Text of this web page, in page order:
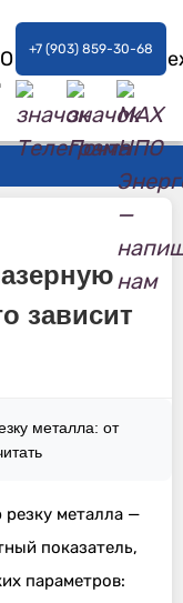
+7 (903) 859-30-68
зависит
металла —
показатель,
параметров: